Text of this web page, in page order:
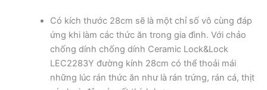
Có kích thước 28cm sẽ là một chỉ số vô cùng đáp
ứng khi làm các thức ăn trong gia đình. Với chảo
chống dính chống dính Ceramic Lock&Lock
LEC2283Y đường kính 28cm có thể thoải mái
những lúc rán thức ăn như là rán trứng, rán cá, thịt